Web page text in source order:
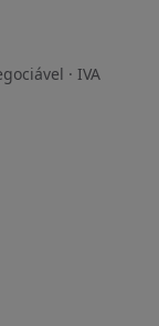
· IVA